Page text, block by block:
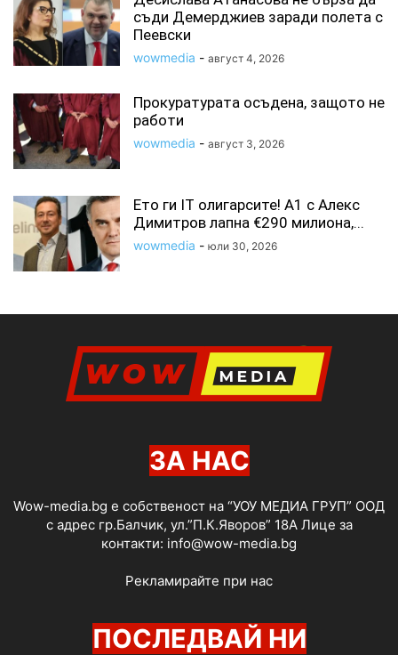
съди Демерджиев заради полета с
Пеевски
wowmedia - август 4, 2026
Прокуратурата осъдена, защото не
работи
wowmedia - август 3, 2026
Ето ги IT олигарсите! А1 с Алекс
Димитров лапна €290 милиона,...
wowmedia - юли 30, 2026
ЗА НАС
Wow-media.bg е собственост на “УОУ МЕДИА ГРУП” ООД
с адрес гр.Балчик, ул.”П.К.Яворов” 18А Лице за
контакти: info@wow-media.bg
Рекламирайте при нас
ПОСЛЕДВАЙ НИ